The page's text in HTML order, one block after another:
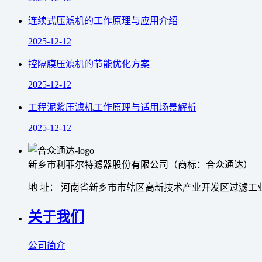
连续式压滤机的工作原理与应用介绍
2025-12-12
控隔膜压滤机的节能优化方案
2025-12-12
工程泥浆压滤机工作原理与适用场景解析
2025-12-12
新乡市利菲尔特滤器股份有限公司（商标：合众通达）
地 址： 河南省新乡市市辖区高新技术产业开发区过滤工
关于我们
公司简介